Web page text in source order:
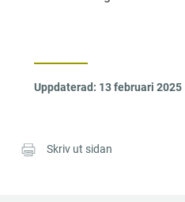
Uppdaterad: 13 februari 2025
Skriv ut sidan